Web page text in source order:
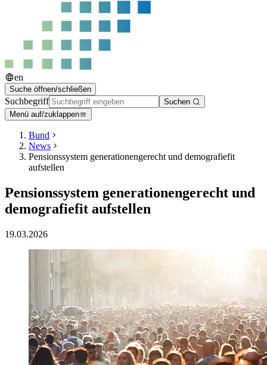
en
Suche öffnen/schließen
Suchbegriff
Suchen
Menü auf/zuklappen
Bund
News
Pensionssystem generationengerecht und demografiefit
aufstellen
Pensionssystem generationengerecht und
demografiefit aufstellen
19.03.2026